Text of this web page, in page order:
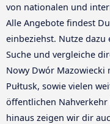
von nationalen und
Alle Angebote findest
einbeziehst. Nutze
Suche und vergleiche
Nowy Dwór Mazowiecki
Pułtusk, sowie vielen
öffentlichen Nahverkehr
hinaus zeigen wir dir